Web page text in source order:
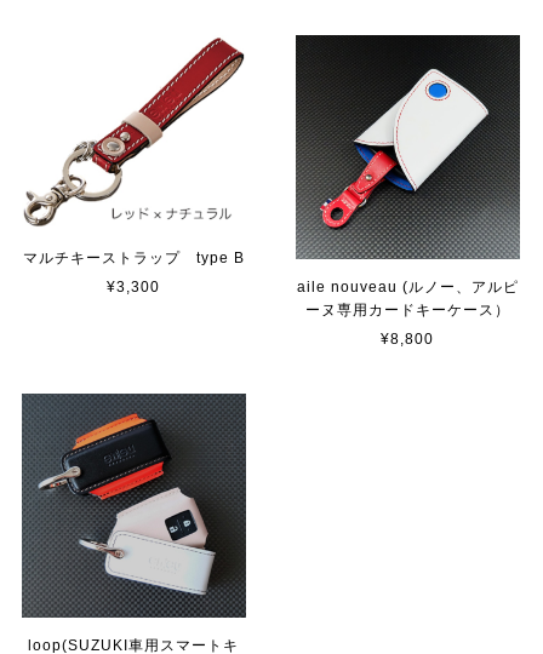
マルチキーストラップ type B
¥3,300
aile nouveau (ルノー、アルピ
ーヌ専用カードキーケース）
¥8,800
loop(SUZUKI車用スマートキ